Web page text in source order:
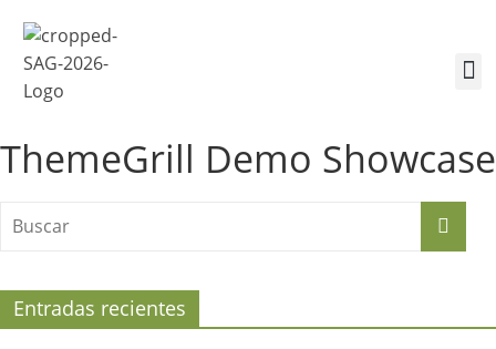
ThemeGrill Demo Showcase
Entradas recientes